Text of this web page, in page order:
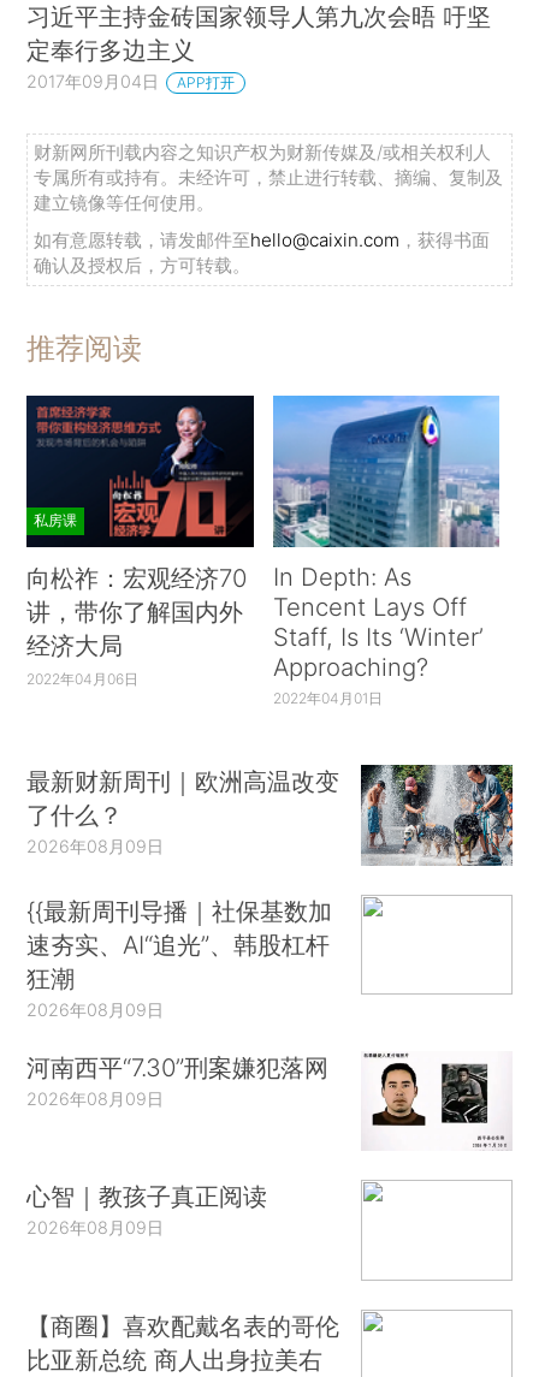
习近平主持金砖国家领导人第九次会晤 吁坚
定奉行多边主义
2017年09月04日 APP打开
财新网所刊载内容之知识产权为财新传媒及/或相关权利人
专属所有或持有。未经许可，禁止进行转载、摘编、复制及
建立镜像等任何使用。
如有意愿转载，请发邮件至hello@caixin.com ，获得书面
确认及授权后，方可转载。
推荐阅读
私房课
向松祚：宏观经济70
讲，带你了解国内外
经济大局
2022年04月06日
In Depth: As
Tencent Lays Off
Staff, Is Its ‘Winter’
Approaching?
2022年04月01日
最新财新周刊｜欧洲高温改变
了什么？
2026年08月09日
{{最新周刊导播｜社保基数加
速夯实、AI“追光”、韩股杠杆
狂潮
2026年08月09日
河南西平“7.30”刑案嫌犯落网
2026年08月09日
心智｜教孩子真正阅读
2026年08月09日
【商圈】喜欢配戴名表的哥伦
比亚新总统 商人出身拉美右